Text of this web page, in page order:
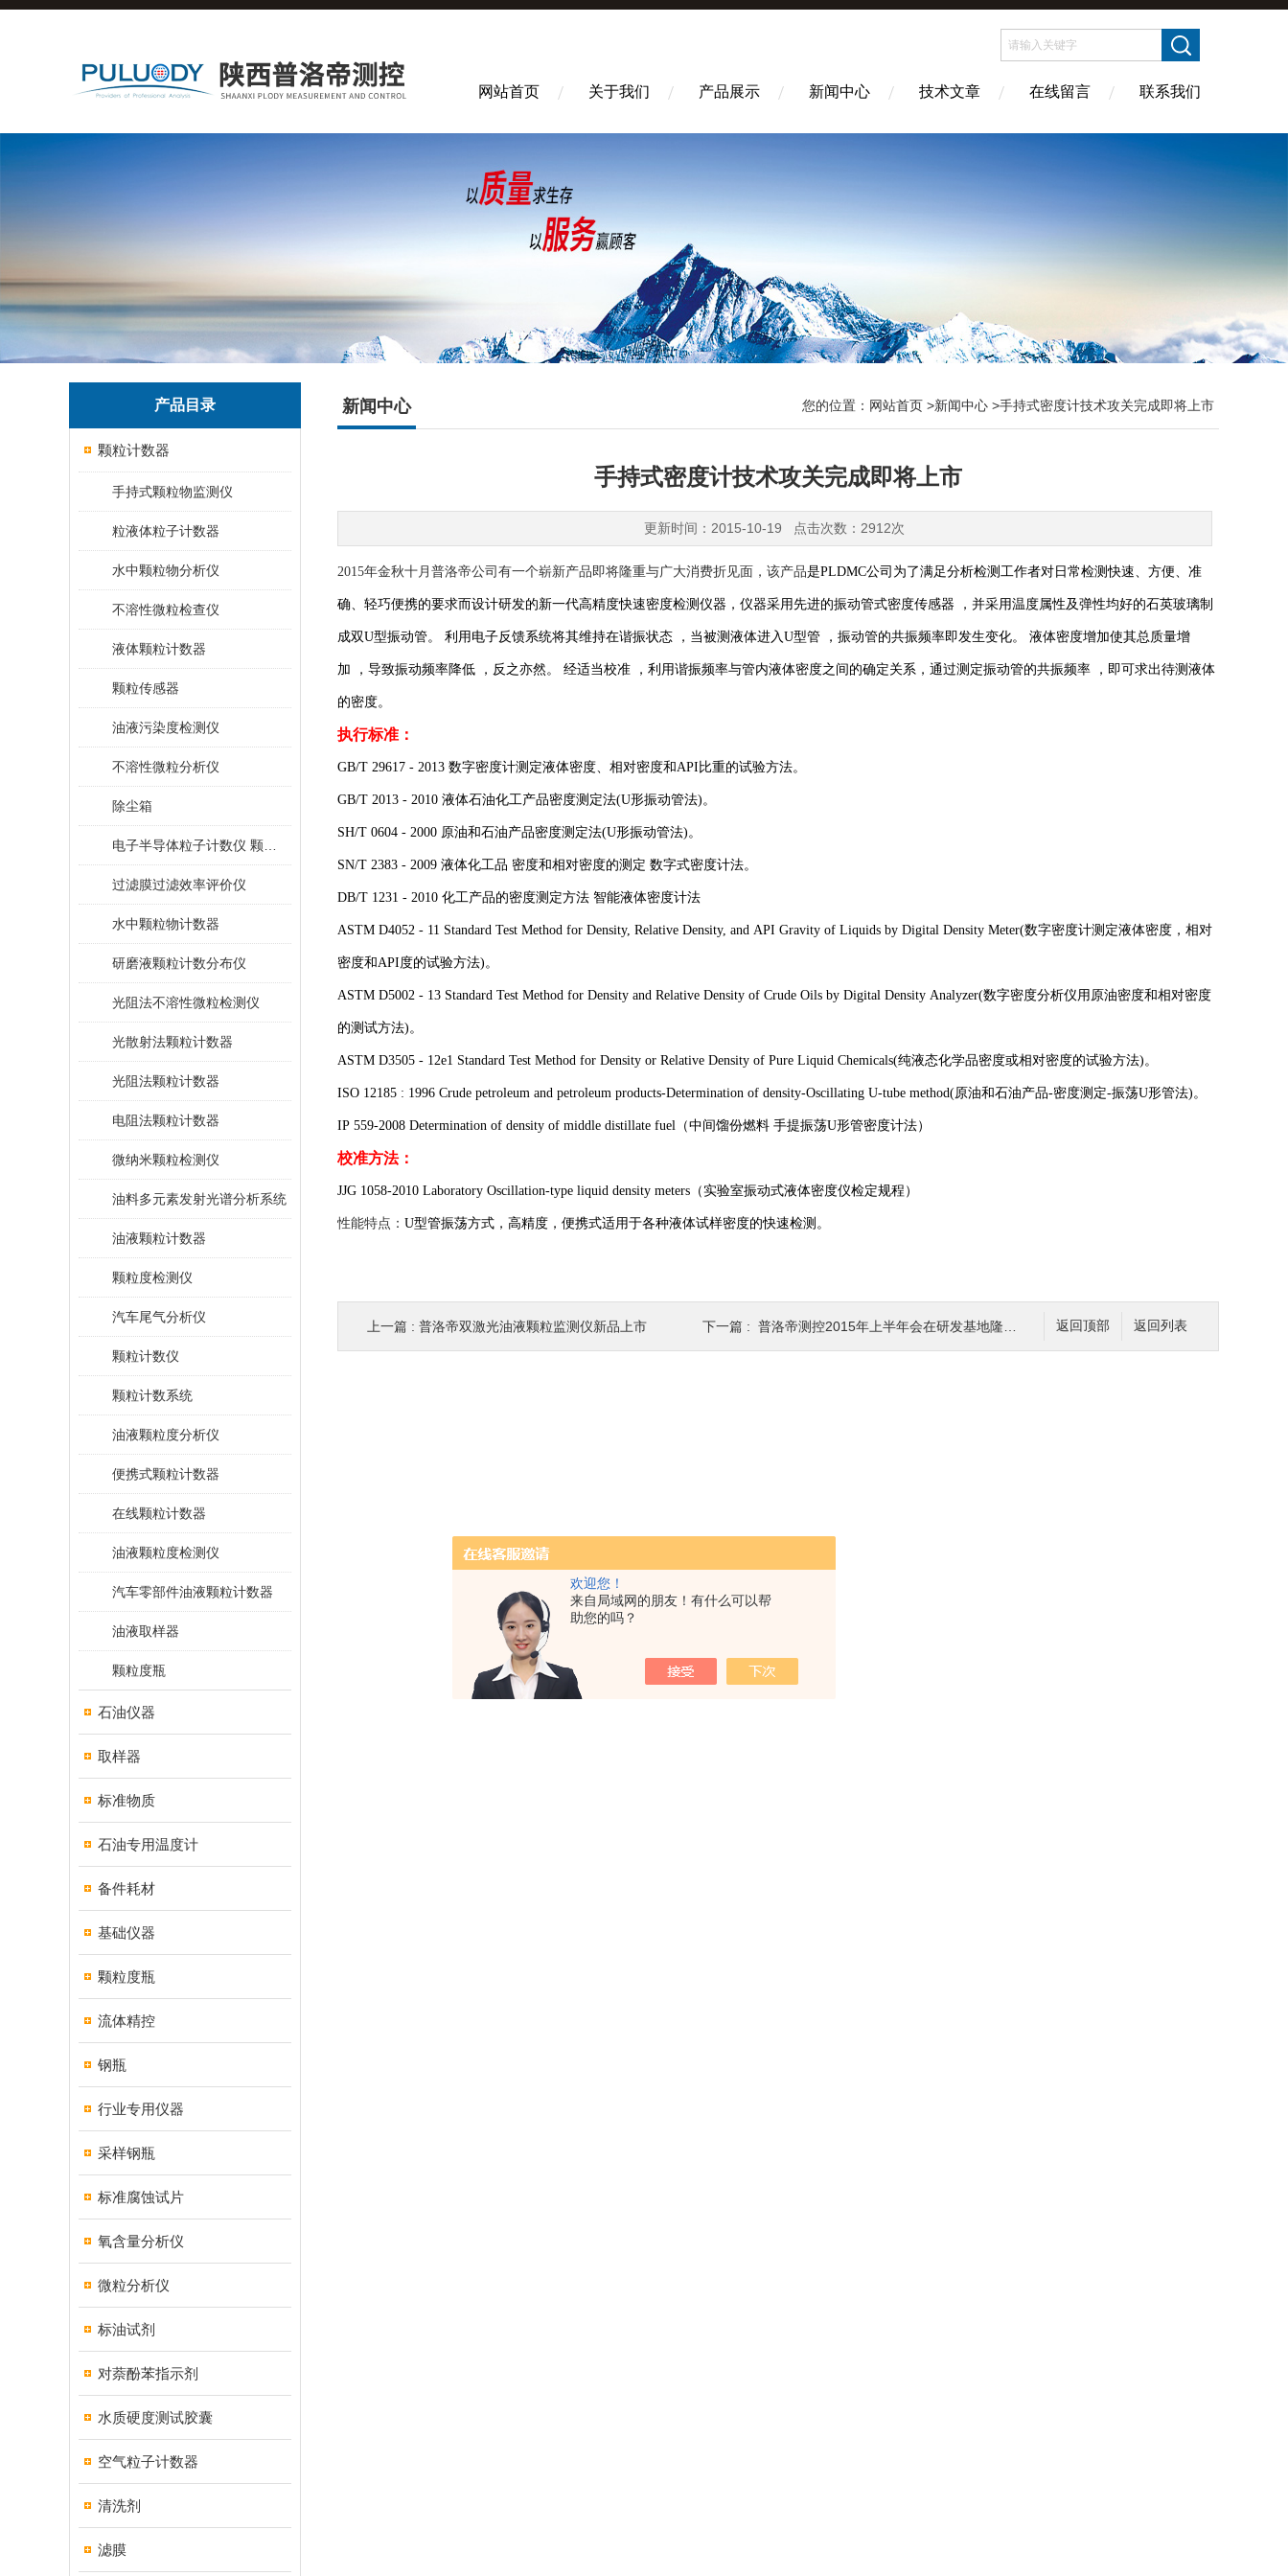
欢迎您！
来自局域网的朋友！有什么可以帮
助您的吗？
网站首页 关于我们 产品展示 新闻中心 技术文章 在线留言 联系我们
产品目录
颗粒计数器
手持式颗粒物监测仪
粒液体粒子计数器
水中颗粒物分析仪
不溶性微粒检查仪
液体颗粒计数器
颗粒传感器
油液污染度检测仪
不溶性微粒分析仪
除尘箱
过滤膜过滤效率评价仪
水中颗粒物计数器
研磨液颗粒计数分布仪
光阻法不溶性微粒检测仪
光散射法颗粒计数器
光阻法颗粒计数器
电阻法颗粒计数器
微纳米颗粒检测仪
油料多元素发射光谱分析系统
油液颗粒计数器
颗粒度检测仪
汽车尾气分析仪
颗粒计数仪
颗粒计数系统
油液颗粒度分析仪
便携式颗粒计数器
在线颗粒计数器
油液颗粒度检测仪
汽车零部件油液颗粒计数器
油液取样器
颗粒度瓶
石油仪器
取样器
标准物质
石油专用温度计
备件耗材
基础仪器
颗粒度瓶
流体精控
钢瓶
行业专用仪器
采样钢瓶
标准腐蚀试片
氧含量分析仪
微粒分析仪
标油试剂
对萘酚苯指示剂
水质硬度测试胶囊
空气粒子计数器
清洗剂
滤膜
新闻中心 您的位置： 网站首页 >新闻中心 >手持式密度计技术攻关完成即将上市
手持式密度计技术攻关完成即将上市
更新时间：2015-10-19 点击次数：2912次
2015年金秋十月普洛帝公司有一个崭新产品即将隆重与广大消费折见面，该产品是PLDMC公司为了满足分析检测工作者对日常检测快速、 方便、 准
确、轻巧便携的要求而设计研发的新一代高精度快速密度检测仪器 ， 仪器采用先进的振动管式密度传感器 ，并采用温度属性及弹性均好的石英玻璃制
成双U型振动管。 利用电子反馈系统将其维持在谐振状态 ，当被测液体进入U型管 ，振动管的共振频率即发生变化。 液体密度增加使其总质量增
加 ，导致振动频率降低 ，反之亦然。 经适当校准 ， 利用谐振频率与管内液体密度之间的确定关系 ， 通过测定振动管的共振频率 ，即可求出待测液体
的密度。
执行标准：
GB/T 29617 - 2013 数字密度计测定液体密度、相对密度和API比重的试验方法。
GB/T 2013 - 2010 液体石油化工产品密度测定法(U形振动管法)。
SH/T 0604 - 2000 原油和石油产品密度测定法(U形振动管法)。
SN/T 2383 - 2009 液体化工品 密度和相对密度的测定 数字式密度计法。
DB/T 1231 - 2010 化工产品的密度测定方法 智能液体密度计法
ASTM D4052 - 11 Standard Test Method for Density, Relative Density, and API Gravity of Liquids by Digital Density Meter(数字密度计测定液体密度，相对
密度和API度的试验方法)。
ASTM D5002 - 13 Standard Test Method for Density and Relative Density of Crude Oils by Digital Density Analyzer(数字密度分析仪用原油密度和相对密度
的测试方法)。
ASTM D3505 - 12e1 Standard Test Method for Density or Relative Density of Pure Liquid Chemicals(纯液态化学品密度或相对密度的试验方法)。
ISO 12185 : 1996 Crude petroleum and petroleum products-Determination of density-Oscillating U-tube method(原油和石油产品-密度测定-振荡U形管法)。
IP 559-2008 Determination of density of middle distillate fuel（中间馏份燃料 手提振荡U形管密度计法）
校准方法：
JJG 1058-2010 Laboratory Oscillation-type liquid density meters（实验室振动式液体密度仪检定规程）
性能特点： U型管振荡方式，高精度，便携式适用于各种液体试样密度的快速检测。
返回列表
返回顶部
上一篇 : 普洛帝双激光油液颗粒监测仪新品上市 下一篇 : 普洛帝测控2015年上半年会在研发基地隆重召开